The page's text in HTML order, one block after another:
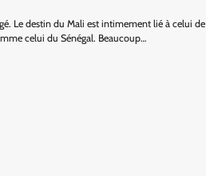
Le destin du Mali est intimement lié à celui de
celui du Sénégal. Beaucoup…